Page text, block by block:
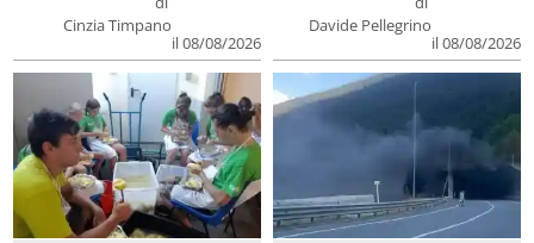
Cinzia Timpano
il 08/08/2026
Davide Pellegrino
il 08/08/2026